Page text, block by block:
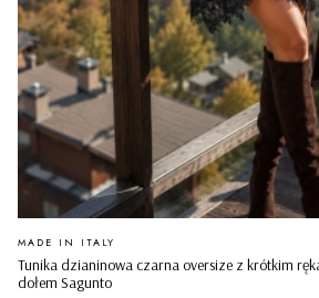
Tunika dzianinowa czarna oversize z krótkim
dołem Sagunto
PRODUCENT
MADE IN ITALY